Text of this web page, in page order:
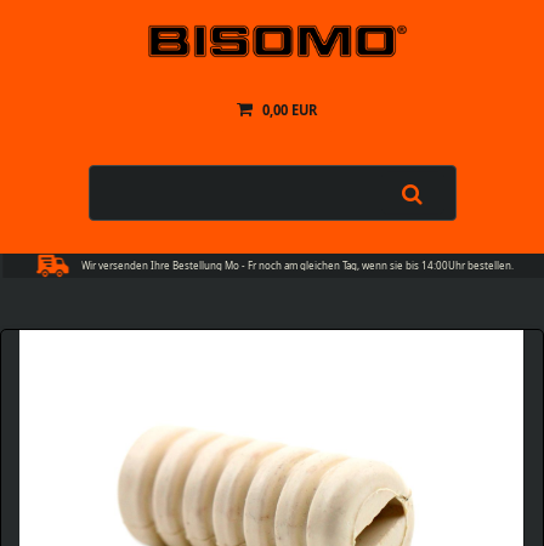
0,00 EUR
Wir versenden Ihre Bestellung Mo - Fr noch am gleichen Tag, wenn sie bis 14:00Uhr bestellen.